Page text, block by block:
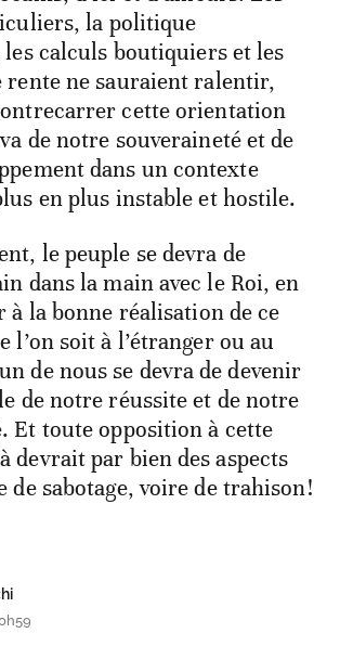
la politique
calculs boutiquiers et les
rente ne sauraient ralentir,
cette orientation
de notre souveraineté et de
dans un contexte
en plus instable et hostile.
le peuple se devra de
dans la main avec le Roi, en
à la bonne réalisation de ce
l’on soit à l’étranger ou au
de nous se devra de devenir
de notre réussite et de notre
Et toute opposition à cette
devrait par bien des aspects
de sabotage, voire de trahison!